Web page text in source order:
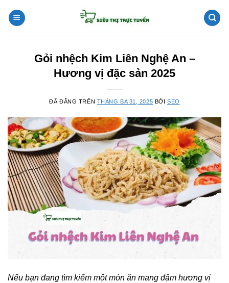
đến
Gỏi nhệch Kim Liên Nghệ An –
Hương vị đặc sản 2025
ĐÃ ĐĂNG TRÊN THÁNG BA 31, 2025 BỞI SEO
Nếu bạn đang tìm kiếm một món ăn mang đậm hương vị